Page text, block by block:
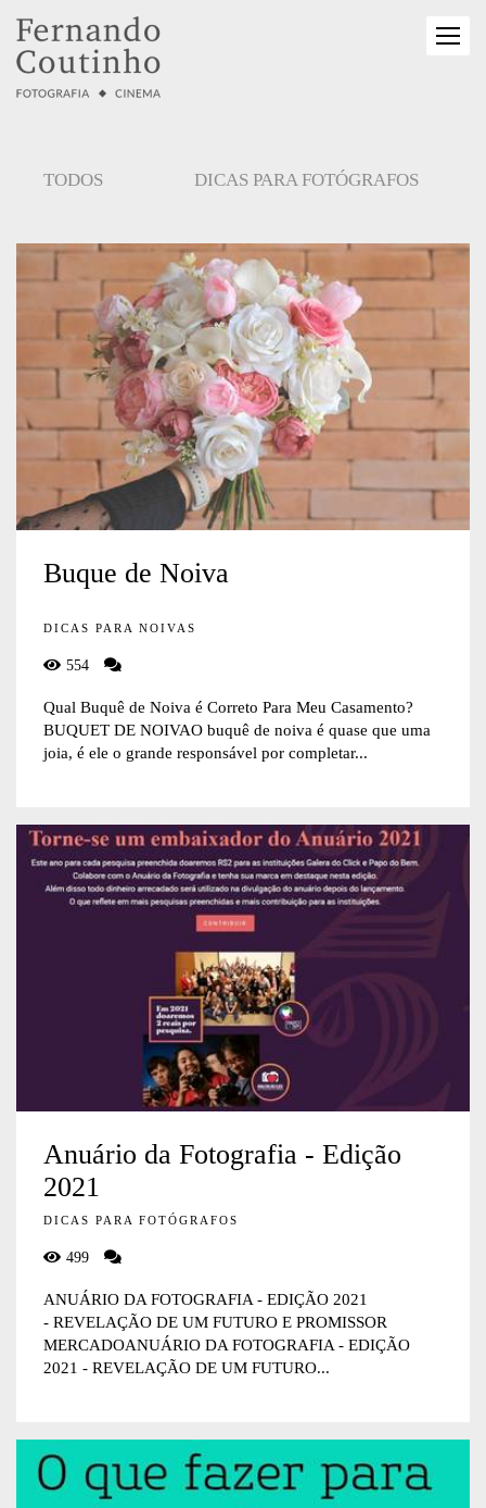
TODOS DICAS PARA FOTÓGRAFOS
Buque de Noiva
DICAS PARA NOIVAS
554
Qual Buquê de Noiva é Correto Para Meu Casamento?
BUQUET DE NOIVAO buquê de noiva é quase que uma
joia, é ele o grande responsável por completar...
Anuário da Fotografia - Edição
2021
DICAS PARA FOTÓGRAFOS
499
ANUÁRIO DA FOTOGRAFIA - EDIÇÃO 2021
- REVELAÇÃO DE UM FUTURO E PROMISSOR
MERCADOANUÁRIO DA FOTOGRAFIA - EDIÇÃO
2021 - REVELAÇÃO DE UM FUTURO...